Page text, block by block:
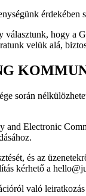
érdekében
választunk, hogy a
velük alá,
során
and Electronic
és az
kérhető a
való leiratkozás